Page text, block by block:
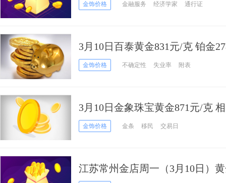
金饰价格 金融服务 经济学家 通行证
3月10日百泰黄金831元/克 铂金
金饰价格 不确定性 失业率 附表
3月10日金象珠宝黄金871元/克
变金饰价格 金条 移民 交易日
江苏常州金店周一（3月10日）